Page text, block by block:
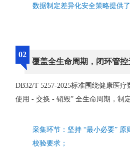
数据制定差异化安全策略提供了
02
覆盖全生命周期，闭环管控
DB32/T 5257-2025标准围绕健康医
使用 - 交换 - 销毁” 全生命周期，制
采集环节：坚持 “最小必要”
校验要求；